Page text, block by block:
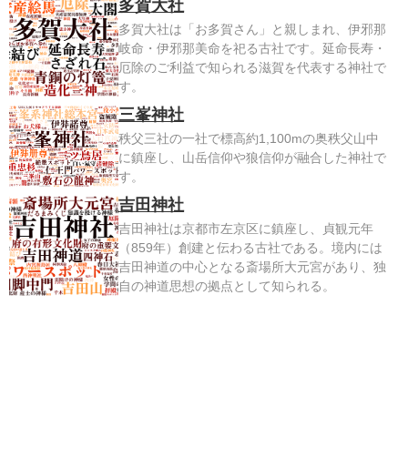
多賀大社
多賀大社は「お多賀さん」と親しまれ、伊邪那
岐命・伊邪那美命を祀る古社です。延命長寿・
厄除のご利益で知られる滋賀を代表する神社で
す。
三峯神社
秩父三社の一社で標高約1,100mの奥秩父山中
に鎮座し、山岳信仰や狼信仰が融合した神社で
す。
吉田神社
吉田神社は京都市左京区に鎮座し、貞観元年
（859年）創建と伝わる古社である。境内には
吉田神道の中心となる斎場所大元宮があり、独
自の神道思想の拠点として知られる。